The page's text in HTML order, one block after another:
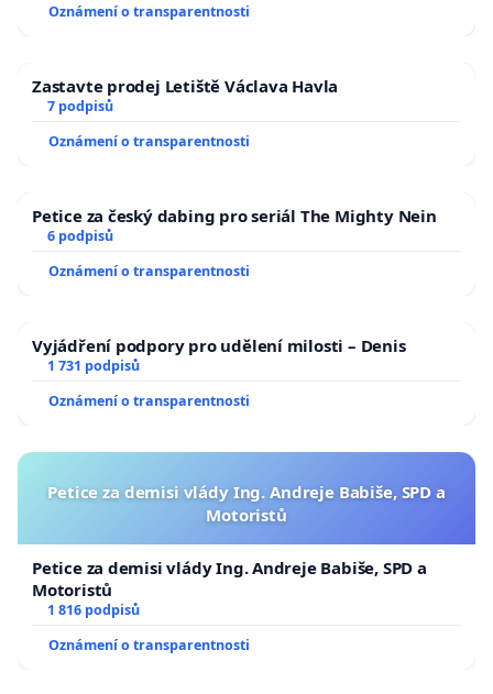
Oznámení o transparentnosti
Zastavte prodej Letiště Václava Havla
7 podpisů
Oznámení o transparentnosti
Petice za český dabing pro seriál The Mighty Nein
6 podpisů
Oznámení o transparentnosti
Vyjádření podpory pro udělení milosti – Denis
1 731 podpisů
Oznámení o transparentnosti
Petice za demisi vlády Ing. Andreje Babiše, SPD a
Motoristů
Petice za demisi vlády Ing. Andreje Babiše, SPD a
Motoristů
1 816 podpisů
Oznámení o transparentnosti